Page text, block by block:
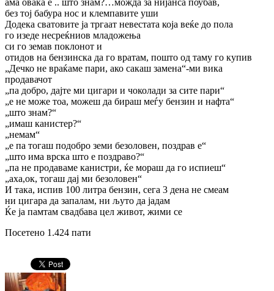
без тој бабура нос и клемпавите уши
Додека сватовите ја тргаат невестата која веќе до пола
го изеде несреќниов младожења
си го земав поклонот и
отидов на бензинска да го вратам, пошто од таму го купив
„Дечко не враќаме пари, ако сакаш замена“-ми вика
продавачот
„па добро, дајте ми цигари и чоколади за сите пари“
„е не може тоа, можеш да бираш меѓу бензин и нафта“
„што знам?“
„имаш канистер?“
„немам“
„е па тогаш подобро земи безоловен, поздрав е“
„што има врска што е поздраво?“
„па не продаваме канистри, ќе мораш да го испиеш“
„аха,ок, тогаш дај ми безоловен“
И така, испив 100 литра бензин, сега 3 дена не смеам
ни цигара да запалам, ни љуто да јадам
Ќе ја памтам свадбава цел живот, жими се
Посетено 1.424 пати